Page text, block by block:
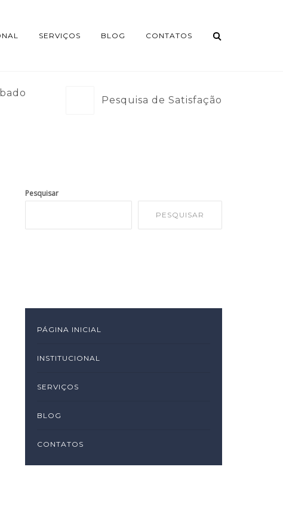
SERVIÇOS BLOG CONTATOS
Pesquisa de Satisfação
Pesquisar
PESQUISAR
PÁGINA INICIAL
INSTITUCIONAL
SERVIÇOS
BLOG
CONTATOS